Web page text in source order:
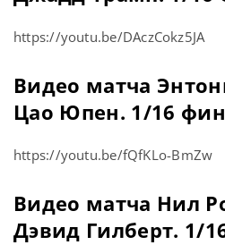
https://youtu.be/DAczCokz5JA
Видео матча
Цао Юпен. 1/16
https://youtu.be/fQfKLo-BmZw
Видео матча Нил
Дэвид Гилберт. 1/